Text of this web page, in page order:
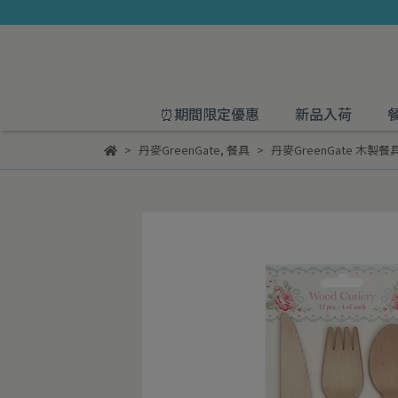
⏰期間限定優惠 新品入荷
丹麥GreenGate, 餐具 丹麥GreenGate 木製餐